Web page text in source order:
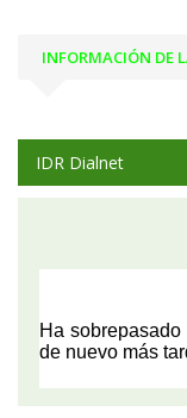
INFORMACIÓN DE
IDR Dialnet